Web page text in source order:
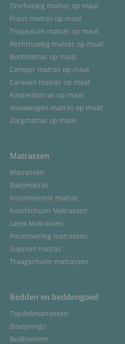
Driehoekig matras op maat
Frans matras op maat
Trapezium matras op maat
Rechthoekig matras op maat
Bootmatras op maat
Camper matras op maat
Caravan matras op maat
Kindermatras op maat
Vouwwagen matras op maat
Zorgmatras op maat
Matrassen
Matrassen
Babymatras
Incontinentie matras
Koudschuim Matrassen
Latex Matrassen
Pocketvering matrassen
Support matras
Traagschuim matrassen
Bedden en beddengoed
Topdekmatrassen
Boxsprings
Bedbodems